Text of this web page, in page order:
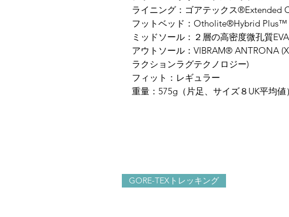
ライニング：ゴアテックス®Extended
フットベッド：Otholite®Hybrid Plus™
ミッドソール：２層の高密度微孔質EVA
アウトソール：VIBRAM® ANTRONA
ラクションラグテクノロジー)
フィット：レギュラー
重量：575g（片足、サイズ８UK平均値）
GORE-TEXトレッキング